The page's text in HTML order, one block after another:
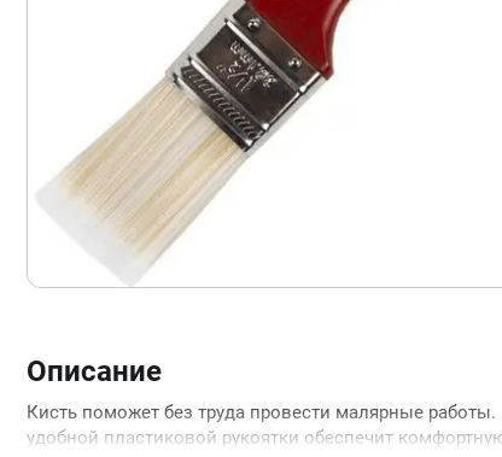
Описание
Кисть поможет без труда провести малярные
удобной пластиковой рукоятки обеспечит